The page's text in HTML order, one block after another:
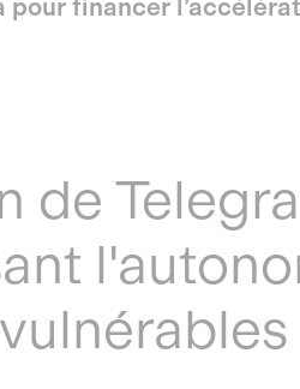
financer
de